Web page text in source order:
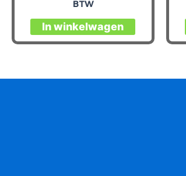
BTW
In winkelwagen